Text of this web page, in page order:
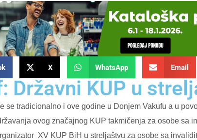
X WhatsApp Email
Državni KUP u
se tradicionalno i ove godine u Donjem Vakufu a u
ovog značajnog KUP takmičenja za osobe sa
XV KUP BiH u streljaštvu za osobe sa